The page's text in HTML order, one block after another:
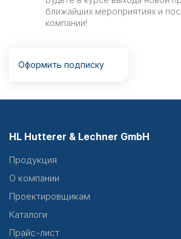
ближайших мероприятиях и
компании!
Оформить подписку
HL Hutterer & Lechner GmbH
Продукция
О компании
Проектировщикам
Каталоги
Прайс-лист